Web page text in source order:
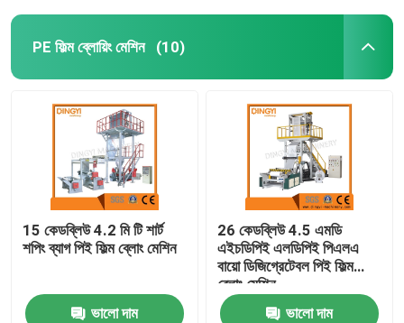
PE ফিল্ম ব্লোয়িং মেশিন (10)
15 কেডব্লিউ 4.2 মি টি শার্ট
শপিং ব্যাগ পিই ফিল্ম ব্লোং মেশিন
ভালো দাম
26 কেডব্লিউ 4.5 এমডি
এইচডিপিই এলডিপিই পিএলএ
বায়ো ডিজিগ্রেটেবল পিই ফিল্ম
ব্লোং মেশিন
ভালো দাম